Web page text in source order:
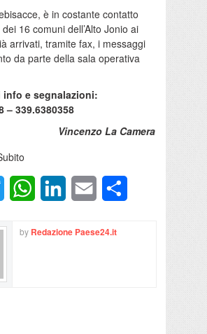
è in costante contatto
16 comuni dell’Alto Jonio ai
arrivati, tramite fax, i messaggi
da parte della sala operativa
info e segnalazioni:
– 339.6380358
Vincenzo La Camera
Twitter WhatsAppLinkedInEmail
by Redazione Paese24.it